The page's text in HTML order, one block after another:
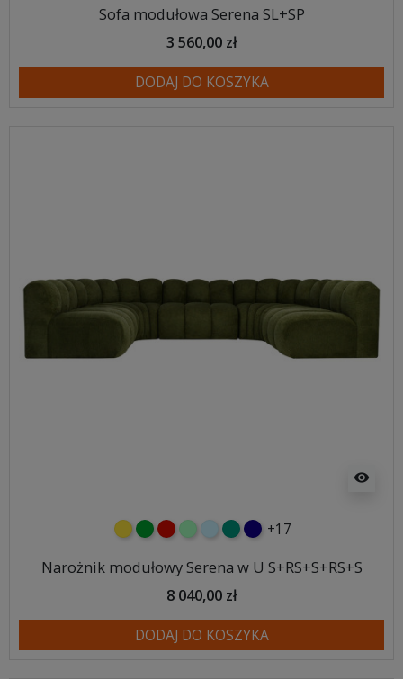
Sofa modułowa Serena SL+SP
3 560,00 zł
DODAJ DO KOSZYKA
visibility
żółtyzielonyczerwony
miętowybłękitnyturkusowy
granatowy
+17
Narożnik modułowy Serena w U S+RS+S+RS+S
8 040,00 zł
DODAJ DO KOSZYKA